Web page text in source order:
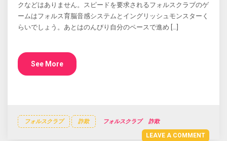
クなどはありません。スピードを要求されるフォルスクラブのゲ
ームはフォルス育脳音感システムとイングリッシュモンスターく
らいでしょう。あとはのんびり自分のペースで進め […]
See More
フォルスクラブ 詐欺 フォルスクラブ 詐欺
LEAVE A COMMENT